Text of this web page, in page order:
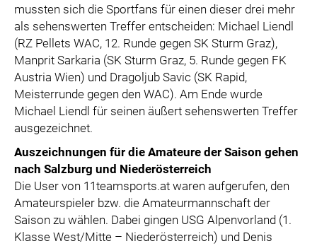
mussten sich die Sportfans für einen dieser drei mehr
als sehenswerten Treffer entscheiden: Michael Liendl
(RZ Pellets WAC, 12. Runde gegen SK Sturm Graz),
Manprit Sarkaria (SK Sturm Graz, 5. Runde gegen FK
Austria Wien) und Dragoljub Savic (SK Rapid,
Meisterrunde gegen den WAC). Am Ende wurde
Michael Liendl für seinen äußert sehenswerten Treffer
ausgezeichnet.
Auszeichnungen für die Amateure der Saison gehen
nach Salzburg und Niederösterreich
Die User von 11teamsports.at waren aufgerufen, den
Amateurspieler bzw. die Amateurmannschaft der
Saison zu wählen. Dabei gingen USG Alpenvorland (1.
Klasse West/Mitte – Niederösterreich) und Denis